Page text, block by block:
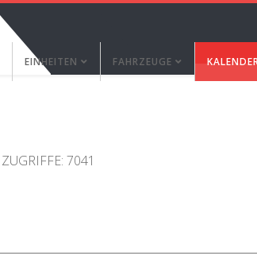
EINHEITEN FAHRZEUGE
ZUGRIFFE: 7041